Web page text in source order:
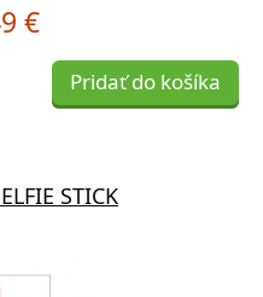
€
Pridať do košíka
STICK